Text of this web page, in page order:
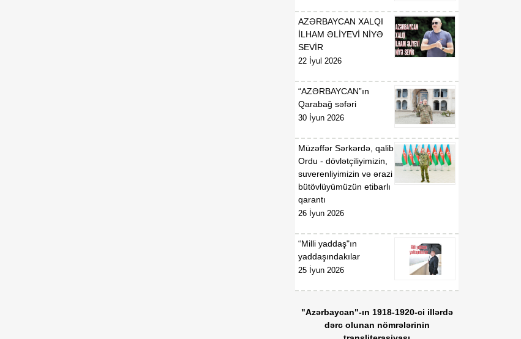
inkişaf mərhələsinin
əsasını qoya bilər
AZƏRBAYCAN XALQI
İLHAM ƏLİYEVİ NİYƏ
SEVİR
22 İyul 2026
“AZƏRBAYCAN”ın
Qarabağ səfəri
30 İyun 2026
Müzəffər Sərkərdə, qalib
Ordu - dövlətçiliyimizin,
suverenliyimizin və ərazi
bütövlüyümüzün etibarlı
qarantı
26 İyun 2026
“Milli yaddaş"ın
yaddaşındakılar
25 İyun 2026
"Azərbaycan"-ın 1918-1920-ci illərdə
dərc olunan nömrələrinin